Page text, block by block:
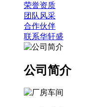
荣誉资质
团队风采
合作伙伴
联系华轩盛
公司简介